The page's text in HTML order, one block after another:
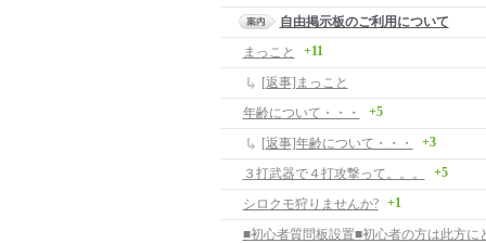
自由掲示板のご利用について
まっこと
+11
[返事]まっこと
年齢について・・・
+5
[返事]年齢について・・・ +3
３打武器で４打攻撃って。。。 +5
シロクモ狩りませんか? +1